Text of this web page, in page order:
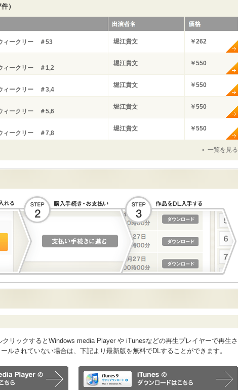
）
ィークリー ＃53 堀江貴文 ￥262
ィークリー ＃1,2
堀江貴文 ￥550
ィークリー ＃3,4
堀江貴文 ￥550
ィークリー ＃5,6
堀江貴文 ￥550
ィークリー ＃7,8
堀江貴文 ￥550
一覧を見る
リックするとWindows media Player や iTunesなどの再生プレイヤーで再生さ
ルされていない場合は、下記より最新版を無料でDLすることができます。